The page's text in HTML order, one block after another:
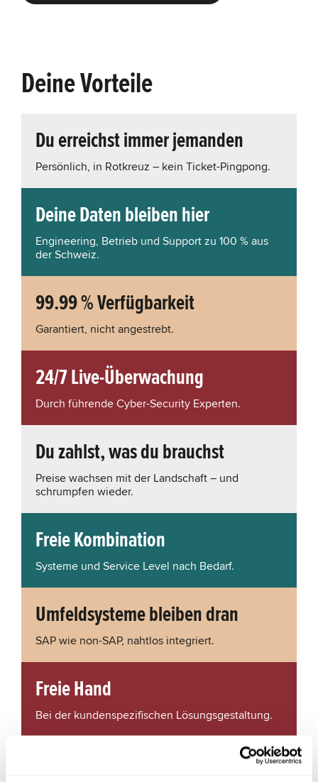
Deine Vorteile
Du erreichst immer jemanden
Persönlich, in Rotkreuz – kein Ticket-Pingpong.
Deine Daten bleiben hier
Engineering, Betrieb und Support zu 100 % aus
der Schweiz.
99.99 % Verfügbarkeit
Garantiert, nicht angestrebt.
24/7 Live-Überwachung
Durch führende Cyber-Security Experten.
Du zahlst, was du brauchst
Preise wachsen mit der Landschaft – und
schrumpfen wieder.
Freie Kombination
Systeme und Service Level nach Bedarf.
Umfeldsysteme bleiben dran
SAP wie non-SAP, nahtlos integriert.
Freie Hand
Bei der kundenspezifischen Lösungsgestaltung.